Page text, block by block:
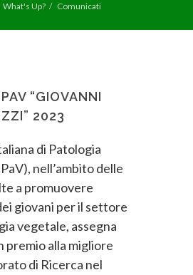
What's Up? Comunicati
“GIOVANNI
2023
di Patologia
nell’ambito delle
a promuovere
giovani per il settore
vegetale, assegna
premio alla migliore
di Ricerca nel